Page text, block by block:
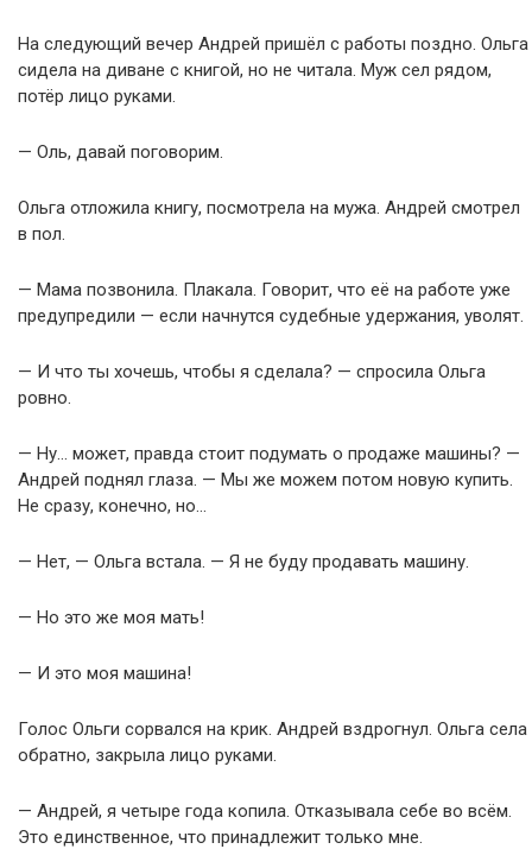
На следующий вечер Андрей пришёл с работы поздно. Ольга
сидела на диване с книгой, но не читала. Муж сел рядом,
потёр лицо руками.
— Оль, давай поговорим.
Ольга отложила книгу, посмотрела на мужа. Андрей смотрел
в пол.
— Мама позвонила. Плакала. Говорит, что её на работе уже
предупредили — если начнутся судебные удержания, уволят.
— И что ты хочешь, чтобы я сделала? — спросила Ольга
ровно.
— Ну… может, правда стоит подумать о продаже машины? —
Андрей поднял глаза. — Мы же можем потом новую купить.
Не сразу, конечно, но…
— Нет, — Ольга встала. — Я не буду продавать машину.
— Но это же моя мать!
— И это моя машина!
Голос Ольги сорвался на крик. Андрей вздрогнул. Ольга села
обратно, закрыла лицо руками.
— Андрей, я четыре года копила. Отказывала себе во всём.
Это единственное, что принадлежит только мне.